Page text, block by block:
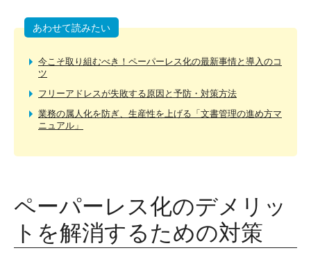
あわせて読みたい
今こそ取り組むべき！ペーパーレス化の最新事情と導入のコ
ツ
フリーアドレスが失敗する原因と予防・対策方法
業務の属人化を防ぎ、生産性を上げる「文書管理の進め方マ
ニュアル」
ペーパーレス化のデメリッ
トを解消するための対策